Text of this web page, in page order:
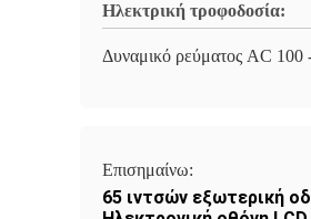
Ηλεκτρική τροφοδοσία:
Δυναμικό ρεύματος AC
Επισημαίνω:
65 ιντσών εξωτερική